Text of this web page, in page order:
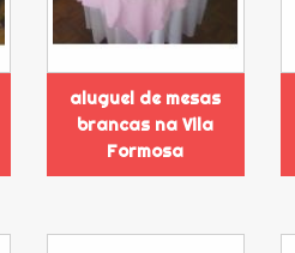
aluguel de mesas
brancas na Vila
Formosa